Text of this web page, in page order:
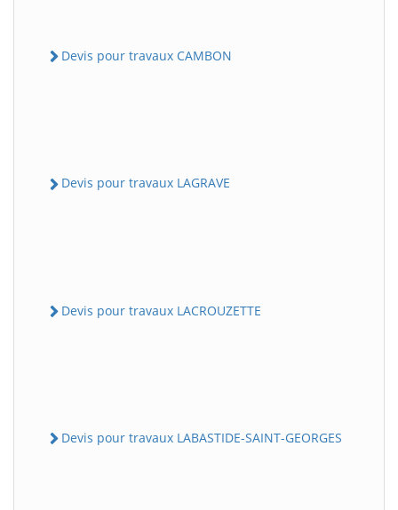
Devis pour travaux CAMBON
Devis pour travaux LAGRAVE
Devis pour travaux LACROUZETTE
Devis pour travaux LABASTIDE-SAINT-GEORGES